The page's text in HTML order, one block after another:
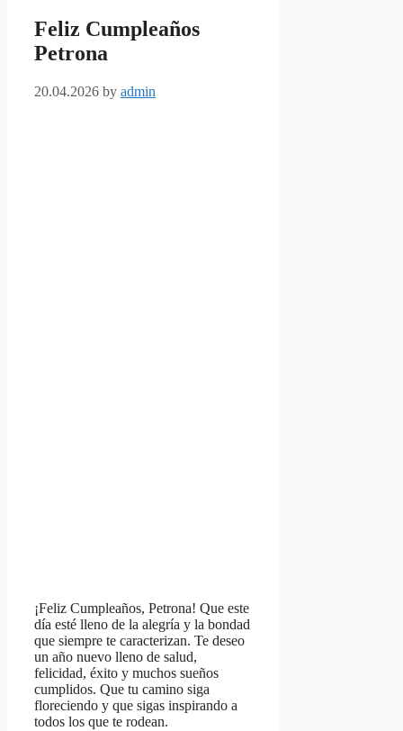
Feliz Cumpleaños
Petrona
20.04.2026 by admin
¡Feliz Cumpleaños, Petrona! Que este
día esté lleno de la alegría y la bondad
que siempre te caracterizan. Te deseo
un año nuevo lleno de salud,
felicidad, éxito y muchos sueños
cumplidos. Que tu camino siga
floreciendo y que sigas inspirando a
todos los que te rodean.